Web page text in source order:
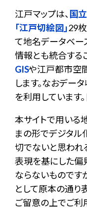
江戸マップは、 国
「江戸切絵図」29
て地名データベー
情報とも統合する
GISや江戸都市空
します。なおデー
を利用しています。
本サイトで用いる
まの形でデジタル
切でないと思われ
表現を基にした偏
ならないものです
として原本の通り
ご留意の上でご利